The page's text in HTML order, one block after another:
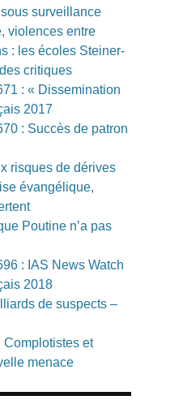
surveillance
violences entre
: les écoles Steiner-
critiques
: « Dissemination
2017
: Succès de patron
risques de dérives
évangélique,
Poutine n’a pas
: IAS News Watch
2018
de suspects –
Complotistes et
menace